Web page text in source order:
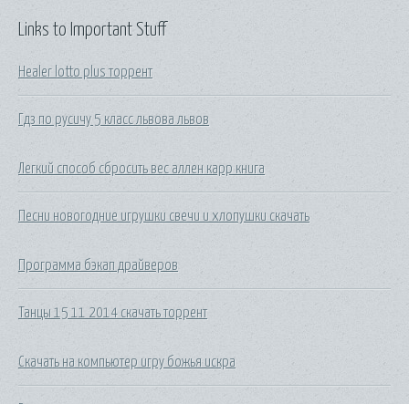
Links to Important Stuff
Healer lotto plus торрент
Гдз по русичу 5 класс львова львов
Легкий способ сбросить вес аллен карр книга
Песни новогодние игрушки свечи и хлопушки скачать
Программа бэкап драйверов
Танцы 15 11 2014 скачать торрент
Скачать на компьютер игру божья искра